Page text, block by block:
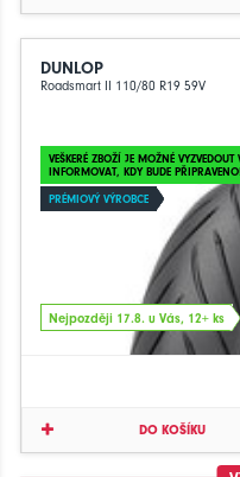
DUNLOP
Roadsmart II 110/80 R19 59V
VEŠKERÉ ZBOŽÍ JE MOŽNÉ
INFORMOVAT, KDY BUDE PŘIPRAVENO!
PRÉMIOVÝ VÝROBCE
Nejpozději 17.8. u Vás, 12+ ks
DO KOŠÍKU